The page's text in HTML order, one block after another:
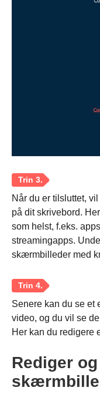
Når du er tilsluttet,
på dit skrivebord.
som helst, f.eks.
streamingapps.
skærmbilleder med
Senere kan du se et
video, og du vil se
Her kan du redigere
Rediger